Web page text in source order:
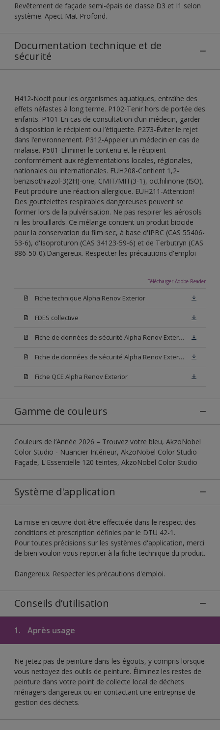
Revêtement de façade semi-épais de classe D3 et I1 selon
système. Apect Mat Profond.
Documentation technique et de
sécurité
H412-Nocif pour les organismes aquatiques, entraîne des
effets néfastes à long terme. P102-Tenir hors de portée des
enfants. P101-En cas de consultation d’un médecin, garder
à disposition le récipient ou l’étiquette. P273-Éviter le rejet
dans l’environnement. P312-Appeler un médecin en cas de
malaise. P501-Eliminer le contenu et le récipient
conformément aux réglementations locales, régionales,
nationales ou internationales. EUH208-Contient 1,2-
benzisothiazol-3(2H)-one, CMIT/MIT(3-1), octhilinone (ISO).
Peut produire une réaction allergique. EUH211-Attention!
Des gouttelettes respirables dangereuses peuvent se
former lors de la pulvérisation. Ne pas respirer les aérosols
ni les brouillards. Ce mélange contient un produit biocide
pour la conservation du film sec, à base d'IPBC (CAS 55406-
53-6), d'Isoproturon (CAS 34123-59-6) et de Terbutryn (CAS
886-50-0).Dangereux. Respecter les précautions d'emploi
Télécharger Adobe Reader
Fiche technique Alpha Renov Exterior
FDES collective
Fiche de données de sécurité Alpha Renov Exterior Base M15
Fiche de données de sécurité Alpha Renov Exterior Base W05
Fiche QCE Alpha Renov Exterior
Gamme de couleurs
Couleurs de l’Année 2026 – Trouvez votre bleu, AkzoNobel
Color Studio - Nuancier Intérieur, AkzoNobel Color Studio
Façade, L'Essentielle 120 teintes, AkzoNobel Color Studio
Système d'application
La mise en œuvre doit être effectuée dans le respect des
conditions et prescription définies par le DTU 42-1.
Pour toutes précisions sur les systèmes d'application, merci
de bien vouloir vous reporter à la fiche technique du produit.
Dangereux. Respecter les précautions d'emploi.
Conseils d’utilisation
1. Après usage
Ne jetez pas de peinture dans les égouts, y compris lorsque
vous nettoyez des outils de peinture. Éliminez les restes de
peinture dans votre point de collecte local de déchets
ménagers dangereux ou en contactant une entreprise de
gestion des déchets.